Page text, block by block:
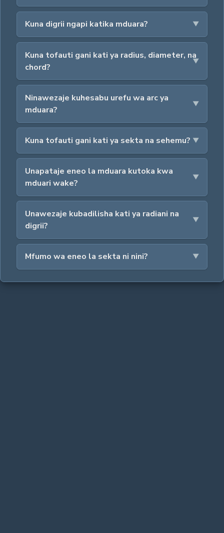
Kuna digrii ngapi katika mduara?
Kuna tofauti gani kati ya radius, diameter, na
chord?
Ninawezaje kuhesabu urefu wa arc ya
mduara?
Kuna tofauti gani kati ya sekta na sehemu?
Unapataje eneo la mduara kutoka kwa
mduari wake?
Unawezaje kubadilisha kati ya radiani na
digrii?
Mfumo wa eneo la sekta ni nini?